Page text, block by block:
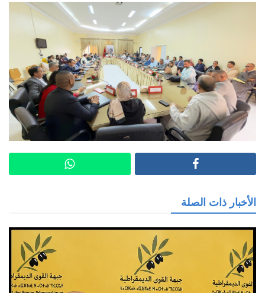
الأخبار ذات الصلة